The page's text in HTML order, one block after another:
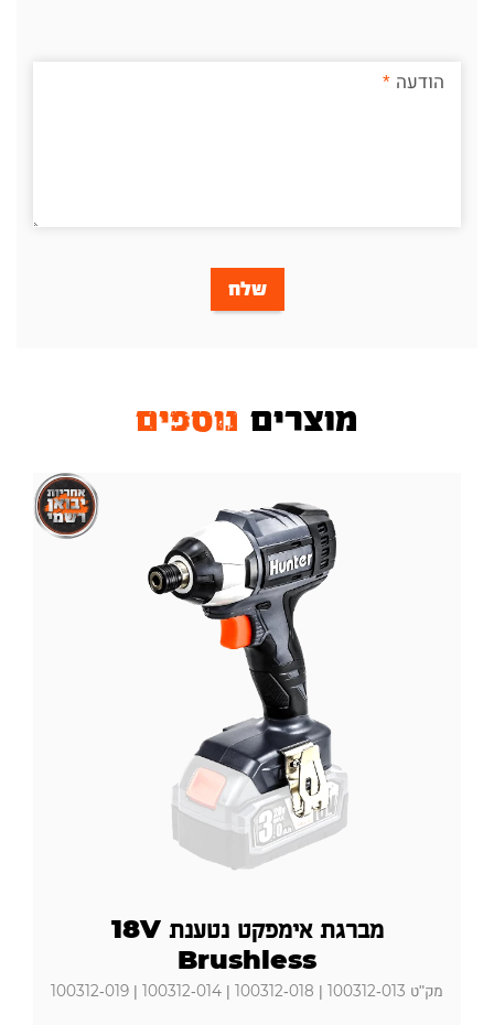
הודעה
שלח
מוצרים נוספים
מברגת אימפקט נטענת 18V
Brushless
מק"ט 100312-013 | 100312-018 | 100312-014 | 100312-019